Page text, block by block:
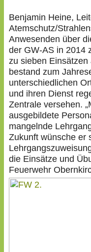
Benjamin Heine,
Atemschutz/
Anwesenden über
der GW-AS in 2014
zu sieben
bestand zum
unterschiedlichen
und ihren Dienst
Zentrale versehen.
ausgebildete
mangelnde
Zukunft wünsche er
die Einsätze und
Feuerwehr